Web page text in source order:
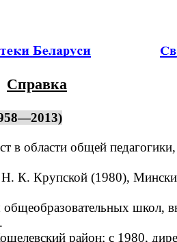
Справка
в области общей
К. Крупской (1980),
школ,
район; с 1980,